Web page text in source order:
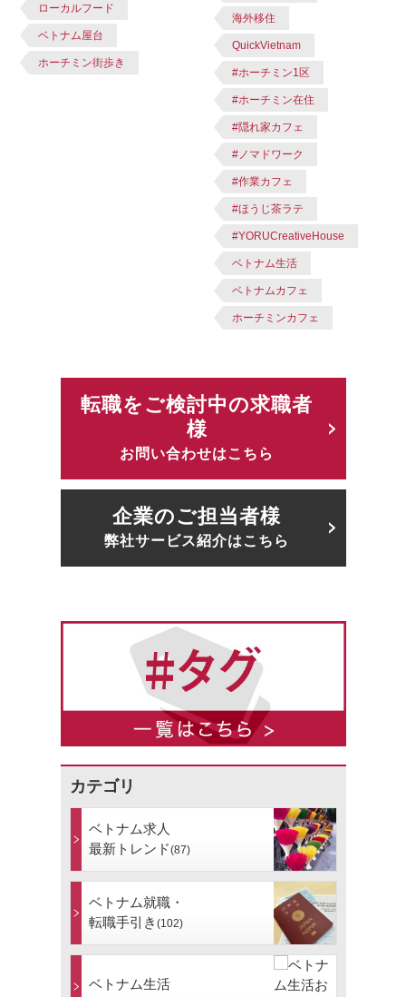
ローカルフード
ベトナム屋台
ホーチミン街歩き
海外移住
QuickVietnam
#ホーチミン1区
#ホーチミン在住
#隠れ家カフェ
#ノマドワーク
#作業カフェ
#ほうじ茶ラテ
#YORUCreativeHouse
ベトナム生活
ベトナムカフェ
ホーチミンカフェ
転職をご検討中の求職者
様
お問い合わせはこちら
企業のご担当者様
弊社サービス紹介はこちら
カテゴリ
ベトナム求人
最新トレンド(87)
ベトナム就職・
転職手引き (102)
ベトナム生活